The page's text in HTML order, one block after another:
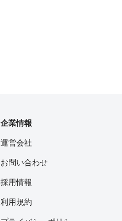
企業情報
運営会社
お問い合わせ
採用情報
利用規約